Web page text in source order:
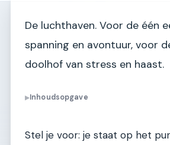
De luchthaven. Voor de één
spanning en avontuur, voor
doolhof van stress en haast.
▶Inhoudsopgave
Stel je voor: je staat op het